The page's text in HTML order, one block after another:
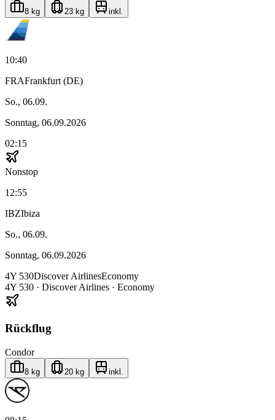
8 kg 23 kg inkl.
10:40
FRAFrankfurt (DE)
So., 06.09.
Sonntag, 06.09.2026
02:15
Nonstop
12:55
IBZIbiza
So., 06.09.
Sonntag, 06.09.2026
4Y 530Discover AirlinesEconomy
4Y 530 · Discover Airlines · Economy
Rückflug
Condor
8 kg 20 kg inkl.